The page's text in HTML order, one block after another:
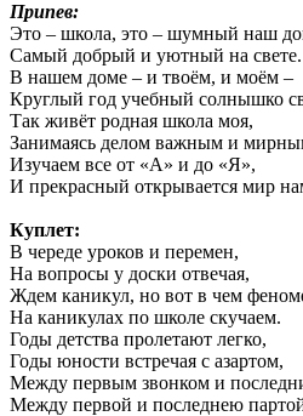
Припев:
Это – школа, это – шумный наш
Самый добрый и уютный на свете.
В нашем доме – и твоём, и моём –
Круглый год учебный солнышко
Так живёт родная школа моя,
Занимаясь делом важным и
Изучаем все от «А» и до «Я»,
И прекрасный открывается мир
Куплет:
В череде уроков и перемен,
На вопросы у доски отвечая,
Ждем каникул, но вот в чем
На каникулах по школе скучаем.
Годы детства пролетают легко,
Годы юности встречая с азартом,
Между первым звонком и
Между первой и последнею